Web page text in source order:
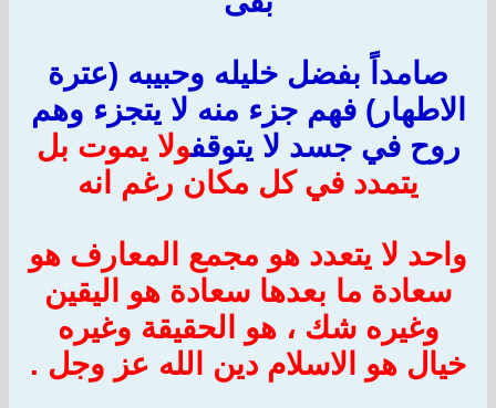
صامداً بفضل خليله وحبيبه (عترة
الاطهار) فهم جزء منه لا يتجزء وهم
روح في جسد لا يتوقفولا يموت بل
يتمدد في كل مكان رغم انه
واحد لا يتعدد هو مجمع المعارف هو
سعادة ما بعدها سعادة هو اليقين
وغيره شك ، هو الحقيقة وغيره
خيال هو الاسلام دين الله عز وجل .